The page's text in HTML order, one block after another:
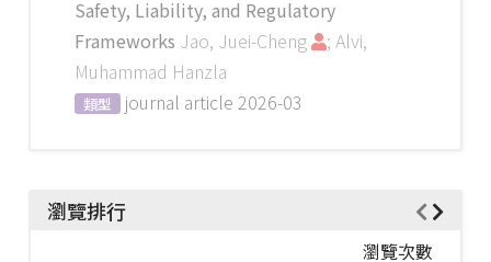
Safety, Liability, and Regulatory
Frameworks Jao, Juei-Cheng
; Alvi,
Muhammad Hanzla
類型 journal article 2026-03
瀏覽排行
瀏覽次數